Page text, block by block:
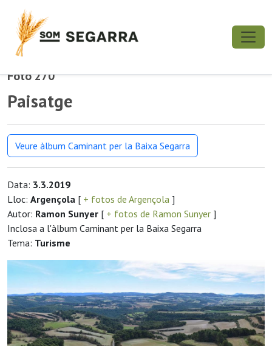
Foto 270
Paisatge
Veure àlbum Caminant per la Baixa Segarra
Data: 3.3.2019
Lloc: Argençola [ + fotos de Argençola ]
Autor: Ramon Sunyer [ + fotos de Ramon Sunyer ]
Inclosa a l'àlbum Caminant per la Baixa Segarra
Tema: Turisme